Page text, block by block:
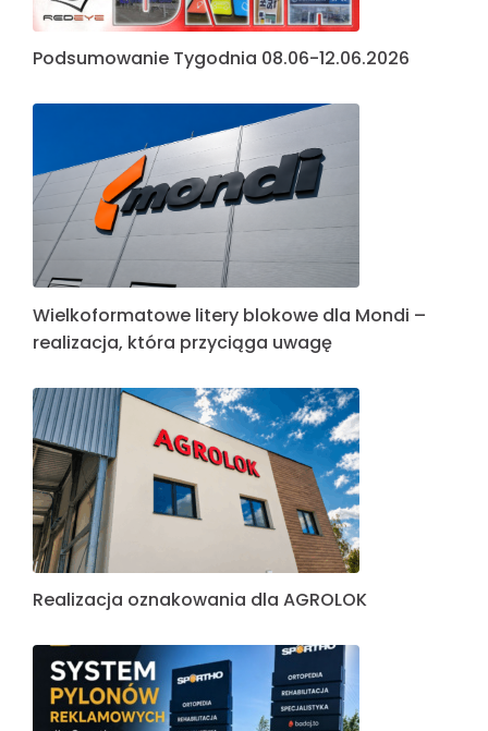
Podsumowanie Tygodnia 08.06-12.06.2026
Wielkoformatowe litery blokowe dla Mondi –
realizacja, która przyciąga uwagę
Realizacja oznakowania dla AGROLOK